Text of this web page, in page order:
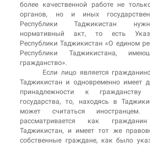
более качественной работе не
органов, но и иных
Республики Таджикистан
нормативный акт, то есть Указ
Республики Таджикистан «О едином
Республики Таджикистана,
гражданство».
Если лицо является
Таджикистан и одновременно имеет
принадлежности к гражданству
государства, то, находясь в
может считаться
рассматривается как
Таджикистан, и имеет тот же
собственные граждане, как было